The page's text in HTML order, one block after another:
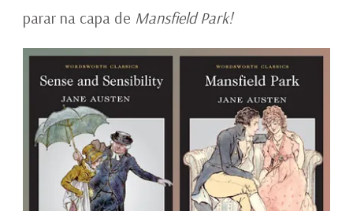
parar na capa de Mansfield Park!